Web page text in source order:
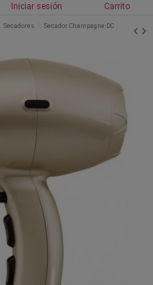
Iniciar sesión Carrito
Secadores
Secador Champagne DC